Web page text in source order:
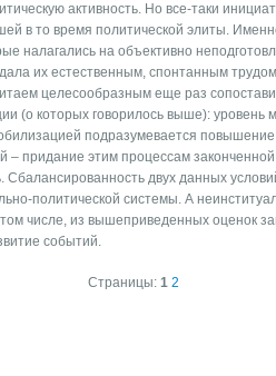
активность. Но все-таки
в то время политической элиты.
налагались на объективно
их естественным, спонтанным
целесообразным еще раз
(о которых говорилось выше): уровень
подразумевается повышение
– придание этим процессам
двух данных
политической системы. А
числе, из вышеприведенных оценок
событий.
Страницы: 1 2